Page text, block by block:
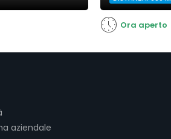
Ora aperto
aziendale